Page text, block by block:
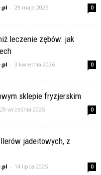
- 29 maja 2026 0
leczenie zębów: jak
- 3 kwietnia 2026 0
sklepie fryzjerskim
29 września 2025 0
jadeitowych, z
- 14 lipca 2025 0